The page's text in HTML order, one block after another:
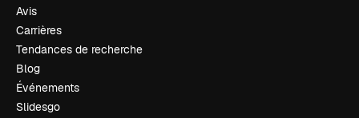
Avis
Carrières
Tendances de recherche
Blog
Événements
Slidesgo